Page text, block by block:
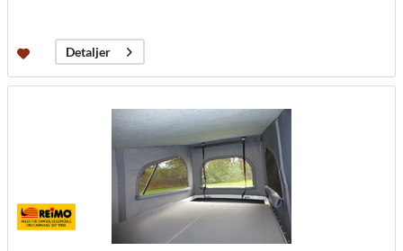
Detaljer